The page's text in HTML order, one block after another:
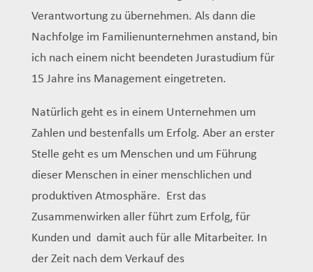
Verantwortung zu übernehmen. Als dann die
Nachfolge im Familienunternehmen anstand, bin
ich nach einem nicht beendeten Jurastudium für
15 Jahre ins Management eingetreten.
Natürlich geht es in einem Unternehmen um
Zahlen und bestenfalls um Erfolg. Aber an erster
Stelle geht es um Menschen und um Führung
dieser Menschen in einer menschlichen und
produktiven Atmosphäre. Erst das
Zusammenwirken aller führt zum Erfolg, für
Kunden und damit auch für alle Mitarbeiter. In
der Zeit nach dem Verkauf des